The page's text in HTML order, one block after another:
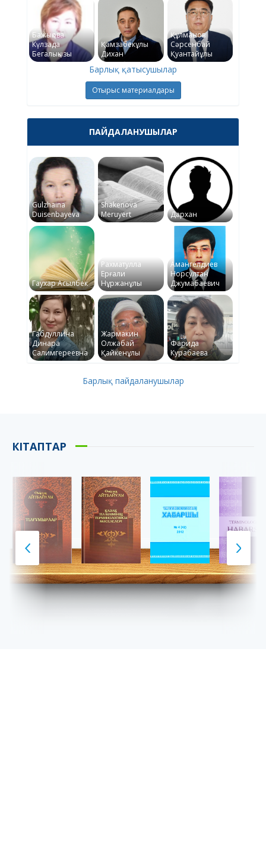
Бажықова
Күлзада
Бегалықызы
Қамзабекұлы
Дихан
Құлманов
Сәрсенбай
Қуантайұлы
Барлық қатысушылар
Отырыс материалдары
ПАЙДАЛАНУШЫЛАР
Gulzhaina
Duisenbayeva
Shakenova
Meruyert
Дархан
Гаухар Асылбек
Рахматулла
Ерғали
Нұржанұлы
Амангелдиев
Норсултан
Джумабаевич
Габдуллина
Динара
Салимгереевна
Жармакин
Олжабай
Қайкенұлы
Фарида
Курабаева
Барлық пайдаланушылар
КІТАПТАР